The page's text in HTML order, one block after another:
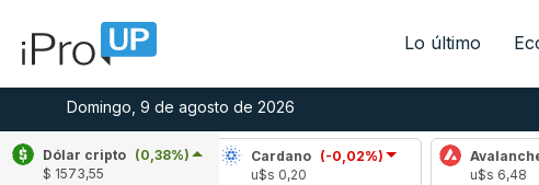
Lo último
Domingo, 9 de agosto de 2026
Dólar cripto (0,38%)
$ 1573,55
(0,10%)
Cardano
(-0,02%)
Avalanche (-